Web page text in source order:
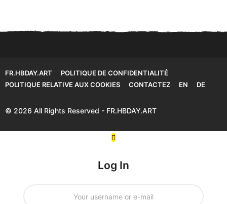
FR.HBDAY.ART
POLITIQUE DE CONFIDENTIALITÉ
POLITIQUE RELATIVE AUX COOKIES
CONTACTEZ EN DE
© 2026 All Rights Reserved - FR.HBDAY.ART
Log In